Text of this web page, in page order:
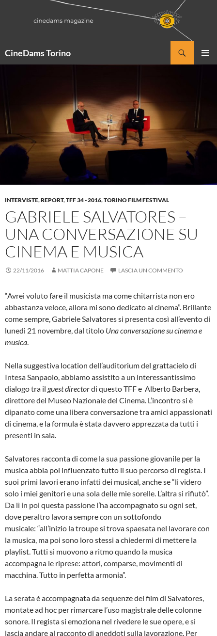
CineDams Torino
INTERVISTE,REPORT,TFF 34 - 2016,TORINO FILM FESTIVAL
GABRIELE SALVATORES –
UNA CONVERSAZIONE SU
CINEMA E MUSICA
22/11/2016 MATTIA CAPONE LASCIA UN COMMENTO
“Avrei voluto fare il musicista ma come chitarrista non ero
abbastanza veloce, allora mi sono dedicato al cinema”. Brillante
come sempre, Gabriele Salvatores si presenta così all’evento di
lunedì 21 novembre, dal titolo Una conversazione su cinema e
musica.
Nella suggestiva location dell’auditorium del grattacielo di
Intesa Sanpaolo, abbiamo assistito a un interessantissimo
dialogo tra il guest directordi questo TFF e Alberto Barbera,
direttore del Museo Nazionale del Cinema. L’incontro si è
dipanato come una libera conversazione tra amici appassionati
di cinema, e la formula è stata davvero apprezzata da tutti i
presenti in sala.
Salvatores racconta di come la sua passione giovanile per la
musica abbia poi influenzato tutto il suo percorso di regista. I
suoi primi lavori erano infatti dei musical, anche se “li videro
solo i miei genitori e una sola delle mie sorelle. L’altra si rifiutò”.
Da lì in poi questa passione l’ha accompagnato su ogni set,
dove peraltro lavora sempre con un sottofondo
musicale: “all’inizio la troupe si trova spaesata nel lavorare con
la musica, ma poi sono loro stessi a chiedermi di mettere la
playlist. Tutti si muovono a ritmo quando la musica
accompagna le riprese: attori, comparse, movimenti di
macchina. Tutto in perfetta armonia”.
La serata è accompagnata da sequenze dei film di Salvatores,
montate ad hoc per rimarcare l’uso magistrale delle colonne
sonore. Il regista si emoziona nel rivedere le sue opere, e si
lascia andare al racconto di aneddoti sulla lavorazione. Per